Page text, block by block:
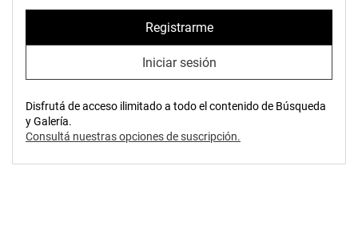
Registrarme
Iniciar sesión
Disfrutá de acceso ilimitado a todo el contenido de Búsqueda
y Galería.
Consultá nuestras opciones de suscripción.